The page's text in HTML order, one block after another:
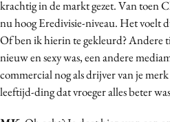
krachtig in de markt gezet. Van toen
nu hoog Eredivisie-niveau. Het voelt
Of ben ik hierin te gekleurd? Andere
nieuw en sexy was, een andere
commercial nog als drijver van je
leeftijd-ding dat vroeger alles beter